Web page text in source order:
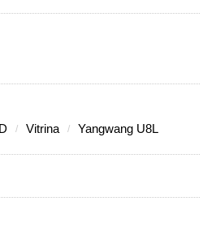
Vitrina Yangwang U8L